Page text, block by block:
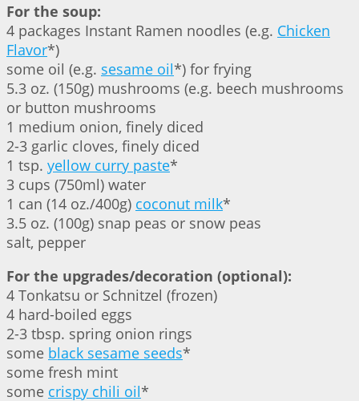
For the soup:
4 packages Instant Ramen noodles (e.g. Chicken
Flavor*)
some oil (e.g. sesame oil*) for frying
5.3 oz. (150g) mushrooms (e.g. beech mushrooms
or button mushrooms
1 medium onion, finely diced
2-3 garlic cloves, finely diced
1 tsp. yellow curry paste*
3 cups (750ml) water
1 can (14 oz./400g) coconut milk*
3.5 oz. (100g) snap peas or snow peas
salt, pepper
For the upgrades/decoration (optional):
4 Tonkatsu or Schnitzel (frozen)
4 hard-boiled eggs
2-3 tbsp. spring onion rings
some black sesame seeds*
some fresh mint
some crispy chili oil*